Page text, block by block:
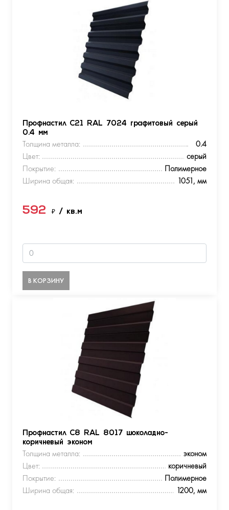
Профнастил С21 RAL 7024 графитовый серый
0.4 мм
Толщина металла:
0.4
Цвет:
серый
Покрытие:
Полимерное
Ширина общая:
1051, мм
592 ₽ / кв.м
В КОРЗИНУ
Профнастил С8 RAL 8017 шоколадно-
коричневый эконом
Толщина металла:
эконом
Цвет:
коричневый
Покрытие:
Полимерное
Ширина общая:
1200, мм